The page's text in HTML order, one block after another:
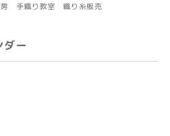
房 手織り教室 織り糸販売
ダー